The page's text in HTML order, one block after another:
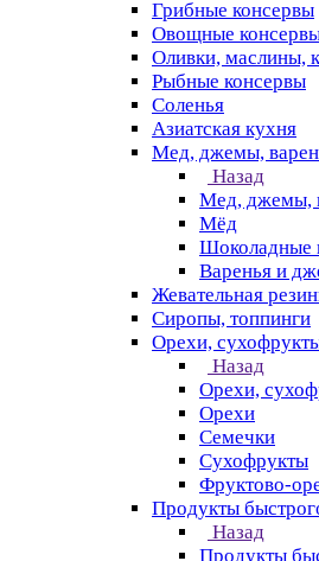
Грибные консервы
Овощные
Оливки, маслины,
Рыбные консервы
Соленья
Азиатская кухня
Мед, джемы,
Назад
Мед, джемы,
Мёд
Шоколадные
Варенья и
Жевательная
Сиропы, топпинги
Орехи,
Назад
Орехи,
Орехи
Семечки
Сухофрукты
Фруктово-
Продукты
Назад
Продукты